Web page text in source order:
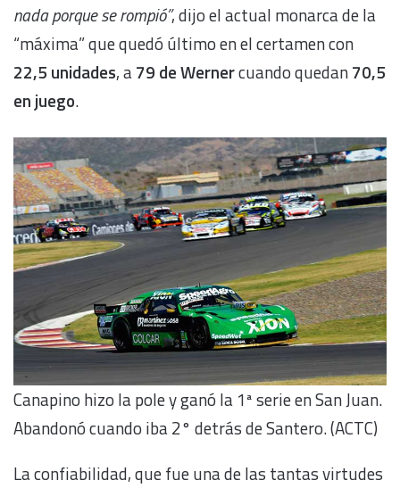
nada porque se rompió”, dijo el actual monarca de la
“máxima” que quedó último en el certamen con
22,5 unidades, a79 de Wernercuando quedan70,5
en juego.
Canapino hizo la pole y ganó la 1ª serie en San Juan.
Abandonó cuando iba 2° detrás de Santero. (ACTC)
La confiabilidad, que fue una de las tantas virtudes